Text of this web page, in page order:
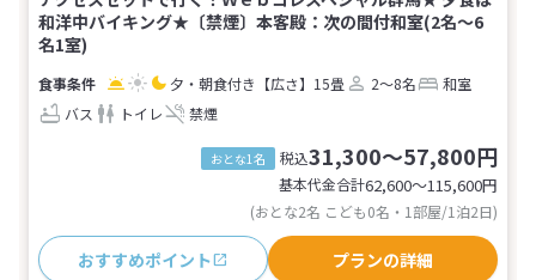
和洋中バイキング★〔禁煙〕本客殿：次の間付和室(2名～6
名1室)
夕・朝食付き 【広さ】15畳 2～8名
和室
バス
トイレ 禁煙
おとな1名 税込31,300～57,800円
基本代金合計62,600〜115,600円
(おとな2名 こども0名・1部屋/1泊2日)
おすすめポイント プランの詳細